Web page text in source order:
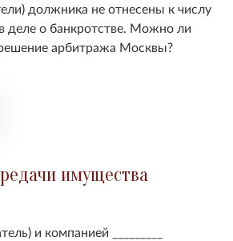
должника не отнесены к числу
деле о банкротстве. Можно ли
арбитража Москвы?
имущества
и компанией _________